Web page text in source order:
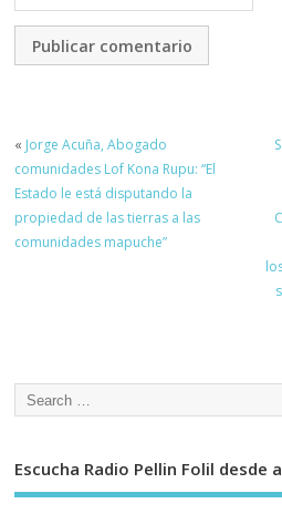
« Jorge Acuña, Abogado
comunidades Lof Kona Rupu: “El
Estado le está disputando la
propiedad de las tierras a las
comunidades mapuche”
Escucha Radio Pellin Folil desde